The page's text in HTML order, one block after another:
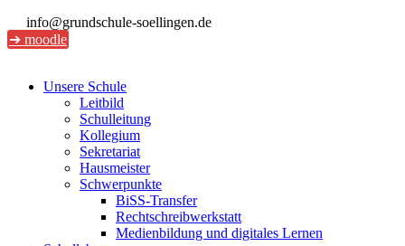
info@grundschule-soellingen.de
➔ moodle
Unsere Schule
Leitbild
Schulleitung
Kollegium
Sekretariat
Hausmeister
Schwerpunkte
BiSS-Transfer
Rechtschreibwerkstatt
Medienbildung und digitales Lernen